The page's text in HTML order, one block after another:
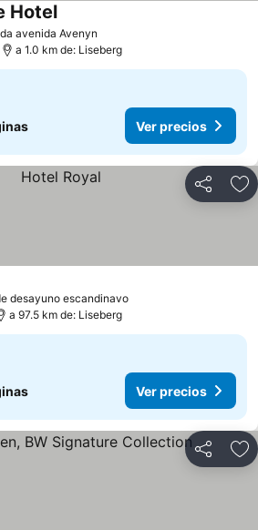
avenida Avenyn
HotelVer precios
a 1.0 km de: Liseberg
Ver precios
Compartir
desayuno escandinavoVer precios
a 97.5 km de: Liseberg
Ver precios
Compartir